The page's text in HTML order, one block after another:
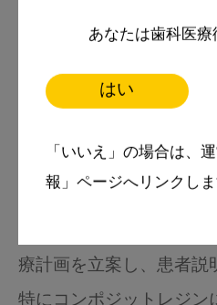
あなたは歯科医療
はい
「いいえ」の場合は、
報」ページへリンクしま
グラムを設定し、８人の
築しています。
保存を優先し、前歯部に
療計画を立案し、患者説
特にコンポジットレジン